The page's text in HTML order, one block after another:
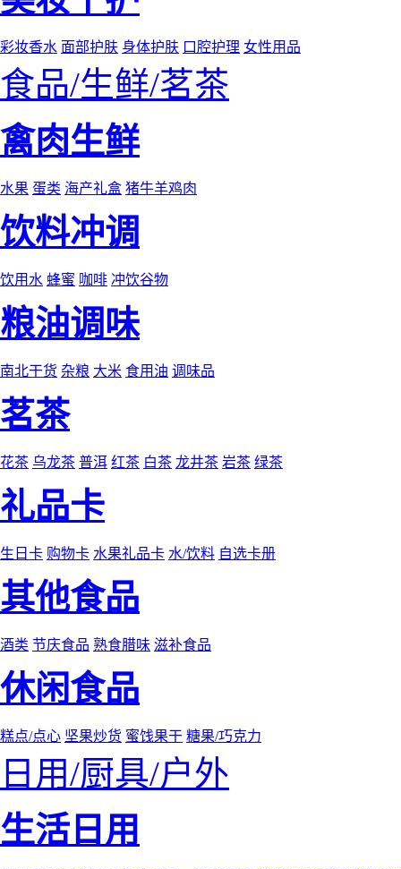
彩妆香水 面部护肤 身体护肤 口腔护理 女性用品
食品/生鲜/茗茶
禽肉生鲜
水果 蛋类 海产礼盒 猪牛羊鸡肉
饮料冲调
饮用水 蜂蜜 咖啡 冲饮谷物
粮油调味
南北干货 杂粮 大米 食用油 调味品
茗茶
花茶 乌龙茶 普洱 红茶 白茶 龙井茶 岩茶 绿茶
礼品卡
生日卡 购物卡 水果礼品卡 水/饮料 自选卡册
其他食品
酒类 节庆食品 熟食腊味 滋补食品
休闲食品
糕点/点心 坚果炒货 蜜饯果干 糖果/巧克力
日用/厨具/户外
生活日用